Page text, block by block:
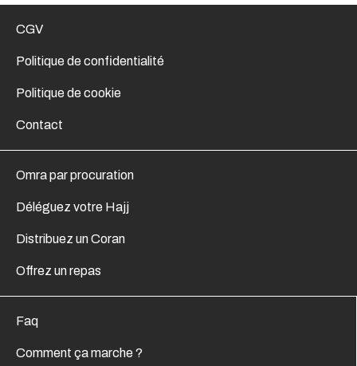
CGV
Politique de confidentialité
Politique de cookie
Contact
Omra par procuration
Déléguez votre Hajj
Distribuez un Coran
Offrez un repas
Faq
Comment ça marche ?